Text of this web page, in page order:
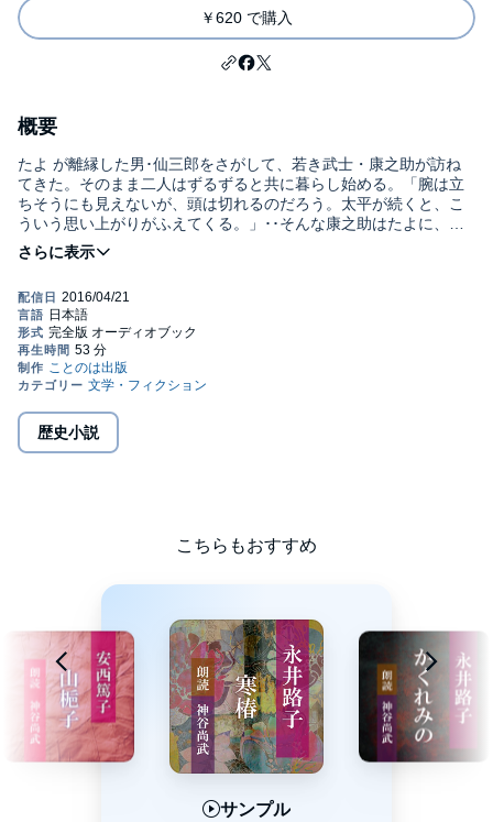
￥620 で購入
概要
たよ が離縁した男･仙三郎をさがして、若き武士・康之助が訪ね
てきた。そのまま二人はずるずると共に暮らし始める。「腕は立
ちそうにも見えないが、頭は切れるのだろう。太平が続くと、こ
ういう思い上がりがふえてくる。」･･そんな康之助はたよに、夫
婦にならないかと言う。（時代小説）(C) ことのは出版
歴史小説
こちらもおすすめ
サンプル